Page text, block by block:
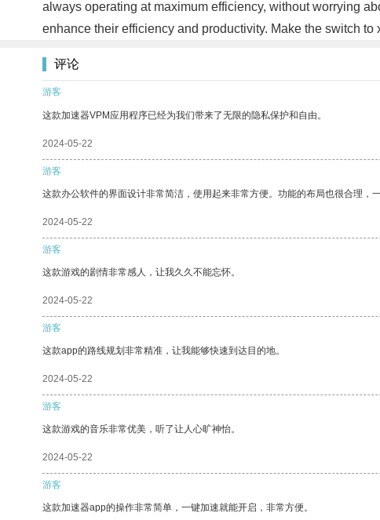
always operating at maximum efficiency, without worrying
enhance their efficiency and productivity. Make the switch
评论
游客
这款加速器VPM应用程序已经为我们带来了无限的隐私保护和自由。
2024-05-22
游客
这款办公软件的界面设计非常简洁，使用起来非常方便。功能的布局也很合理，一
2024-05-22
游客
这款游戏的剧情非常感人，让我久久不能忘怀。
2024-05-22
游客
这款app的路线规划非常精准，让我能够快速到达目的地。
2024-05-22
游客
这款游戏的音乐非常优美，听了让人心旷神怡。
2024-05-22
游客
这款加速器app的操作非常简单，一键加速就能开启，非常方便。